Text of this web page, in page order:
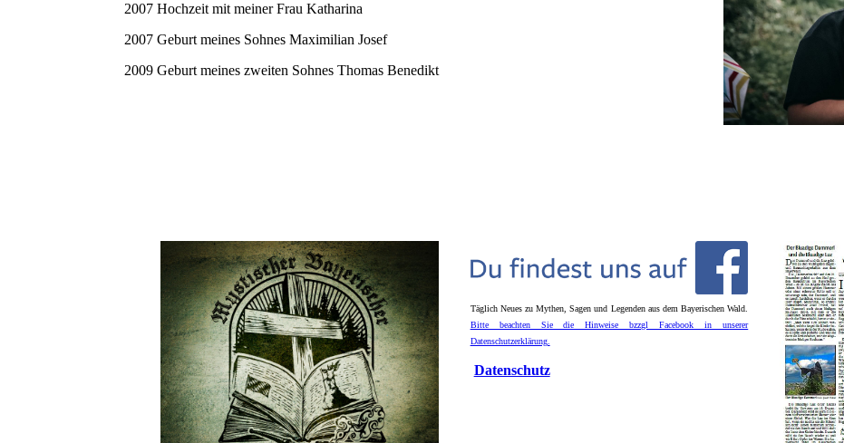
2007 Hochzeit mit meiner Frau Katharina
2007 Geburt meines Sohnes Maximilian Josef
2009 Geburt meines zweiten Sohnes Thomas Benedikt
Täglich Neues zu Mythen, Sagen und Legenden aus dem Bayerischen Wald.
Bitte beachten Sie die Hinweise bzzgl Facebook in unserer
Datenschutzerklärung.
Datenschutz